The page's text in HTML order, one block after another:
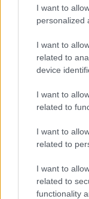
I want to
personalized
I want to
related to
device
I want to
related to
I want to
related to
I want to
related to
functionality
C’è posta
anticipazioni
La
Cultura 2029
Controlli nel
Anac: boom
Autorità di